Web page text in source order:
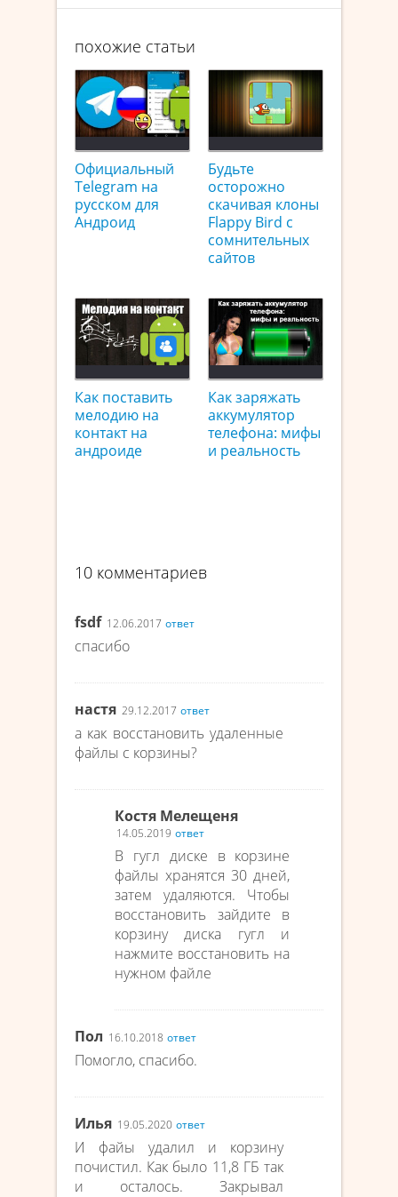
похожие статьи
Официальный
Telegram на
русском для
Андроид
Будьте
осторожно
скачивая клоны
Flappy Bird с
сомнительных
сайтов
Как поставить
мелодию на
контакт на
андроиде
Как заряжать
аккумулятор
телефона: мифы
и реальность
10 комментариев
fsdf 12.06.2017 ответ
спасибо
настя 29.12.2017 ответ
а как восстановить удаленные
файлы с корзины?
Костя Мелещеня
14.05.2019 ответ
В гугл диске в корзине
файлы хранятся 30 дней,
затем удаляются. Чтобы
восстановить зайдите в
корзину диска гугл и
нажмите восстановить на
нужном файле
Пол 16.10.2018 ответ
Помогло, спасибо.
Илья 19.05.2020 ответ
И файы удалил и корзину
почистил. Как было 11,8 ГБ так
и осталось. Закрывал